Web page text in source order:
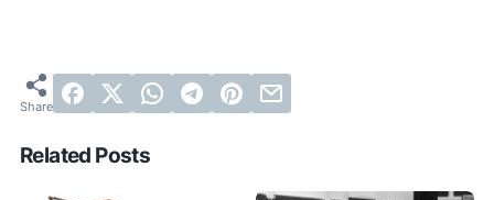
Related Posts